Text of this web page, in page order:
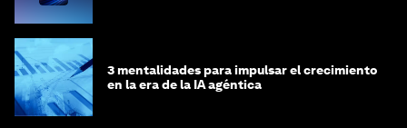
3 mentalidades para impulsar el crecimiento
en la era de la IA agéntica